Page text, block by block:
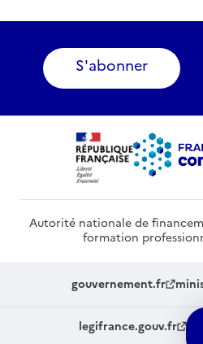
S'abonner
Autorité nationale de
formation
gouvernement.fr
legifrance.gouv.fr